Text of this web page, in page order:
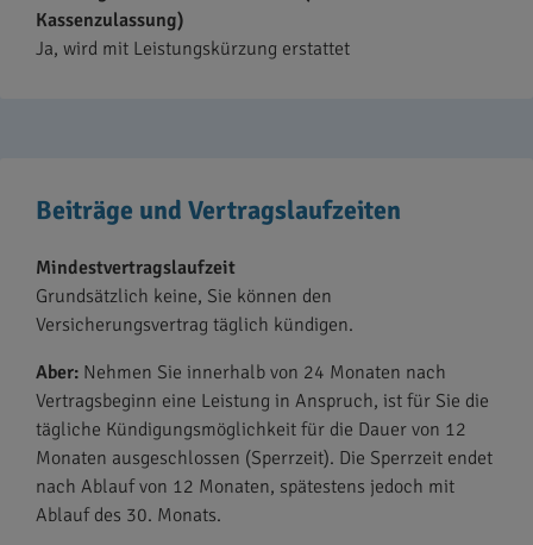
Kassenzulassung)
Ja, wird mit Leistungskürzung erstattet
Beiträge und Vertragslaufzeiten
Mindestvertragslaufzeit
Grundsätzlich keine, Sie können den
Versicherungsvertrag täglich kündigen.
Aber: Nehmen Sie innerhalb von 24 Monaten nach
Vertragsbeginn eine Leistung in Anspruch, ist für Sie die
tägliche Kündigungsmöglichkeit für die Dauer von 12
Monaten ausgeschlossen (Sperrzeit). Die Sperrzeit endet
nach Ablauf von 12 Monaten, spätestens jedoch mit
Ablauf des 30. Monats.